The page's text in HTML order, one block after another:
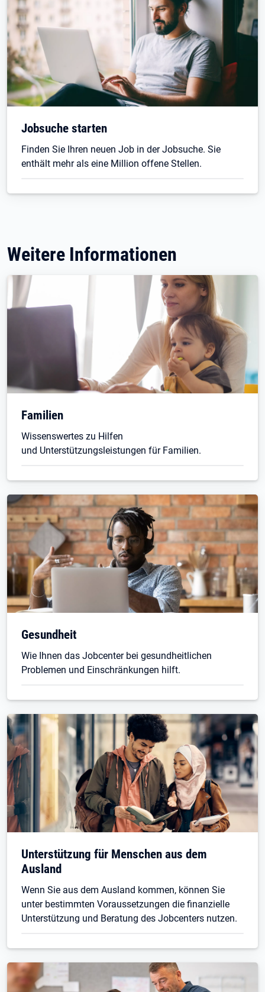
Jobsuche starten
Finden Sie Ihren neuen Job in der Jobsuche. Sie
enthält mehr als eine Million offene Stellen.
Weitere Informationen
Familien
Wissenswertes zu Hilfen
und Unterstützungsleistungen für Familien.
Gesundheit
Wie Ihnen das Jobcenter bei gesundheitlichen
Problemen und Einschränkungen hilft.
Unterstützung für Menschen aus dem
Ausland
Wenn Sie aus dem Ausland kommen, können Sie
unter bestimmten Voraussetzungen die finanzielle
Unterstützung und Beratung des Jobcenters nutzen.